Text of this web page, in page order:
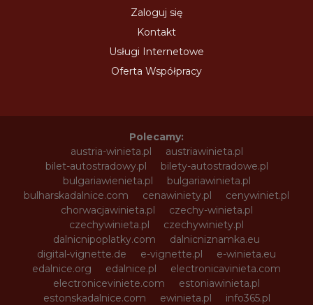
Zaloguj się
Kontakt
Usługi Internetowe
Oferta Współpracy
Polecamy:
austria-winieta.pl
austriawinieta.pl
bilet-autostradowy.pl
bilety-autostradowe.pl
bulgariawienieta.pl
bulgariawinieta.pl
bulharskadalnice.com
cenawiniety.pl
cenywiniet.pl
chorwacjawinieta.pl
czechy-winieta.pl
czechywinieta.pl
czechywiniety.pl
dalnicnipoplatky.com
dalnicniznamka.eu
digital-vignette.de
e-vignette.pl
e-winieta.eu
edalnice.org
edalnice.pl
electronicavinieta.com
electroniceviniete.com
estoniawinieta.pl
estonskadalnice.com
ewinieta.pl
info365.pl